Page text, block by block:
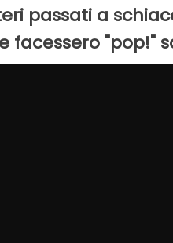
passati a
facessero "pop!"